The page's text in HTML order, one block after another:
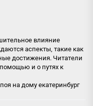
влияние
аспекты, такие как
достижения. Читатели
и о путях к
на дому екатеринбург